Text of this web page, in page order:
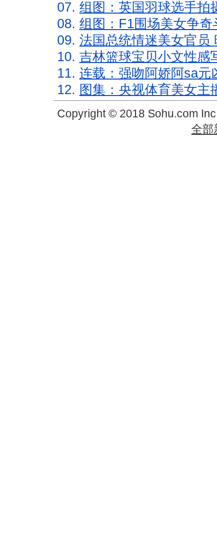
07. 组图：英国羽球选手拍
08. 组图：F1围场美女争
09. 法国总统情迷美女官员
10. 吉林篮球宝贝小文性感
11. 连载：强吻阿娇阿sa元
12. 图集：央视体育美女主
Copyright © 2018 Sohu.com
全部